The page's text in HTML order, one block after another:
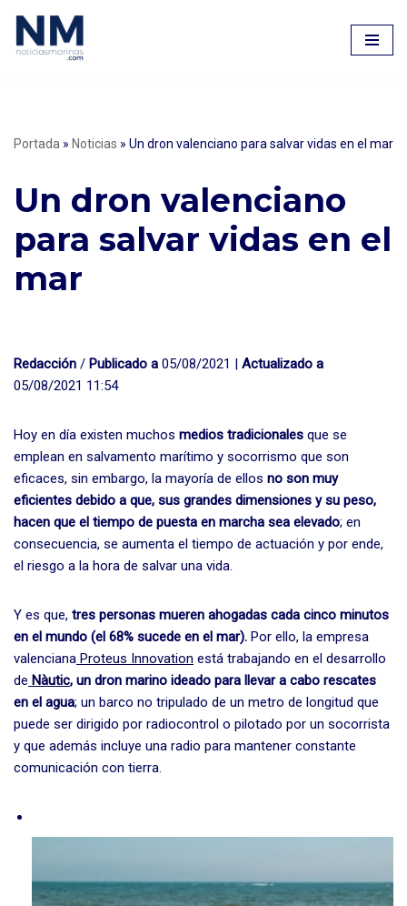
Saltar
Portada » Noticias » Un dron valenciano para salvar vidas en el mar
Un dron valenciano
para salvar vidas en el
mar
Redacción / Publicado a 05/08/2021 | Actualizado a
05/08/2021 11:54
Hoy en día existen muchos medios tradicionales que se
emplean en salvamento marítimo y socorrismo que son
eficaces, sin embargo, la mayoría de ellos no son muy
eficientes debido a que, sus grandes dimensiones y su peso,
hacen que el tiempo de puesta en marcha sea elevado; en
consecuencia, se aumenta el tiempo de actuación y por ende,
el riesgo a la hora de salvar una vida.
Y es que, tres personas mueren ahogadas cada cinco minutos
en el mundo (el 68% sucede en el mar). Por ello, la empresa
valenciana Proteus Innovation está trabajando en el desarrollo
de Nàutic, un dron marino ideado para llevar a cabo rescates
en el agua; un barco no tripulado de un metro de longitud que
puede ser dirigido por radiocontrol o pilotado por un socorrista
y que además incluye una radio para mantener constante
comunicación con tierra.